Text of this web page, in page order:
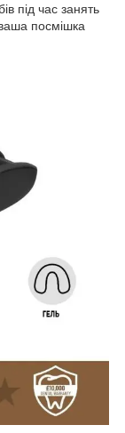
під час занять
посмішка